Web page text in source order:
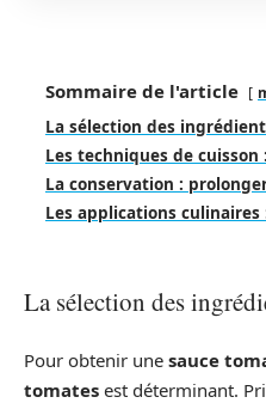
Sommaire de l'article
La sélection des
Les techniques de cuisson
La conservation :
Les applications
La sélection des
Pour obtenir une sauce
tomates est déterminant.